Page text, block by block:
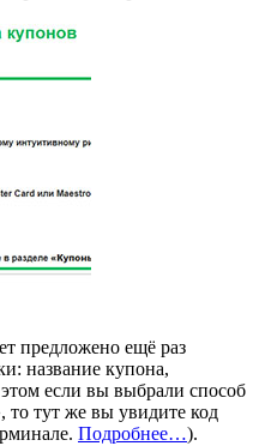
предложено ещё раз
название купона,
если вы выбрали способ
тут же вы увидите код
Подробнее…).